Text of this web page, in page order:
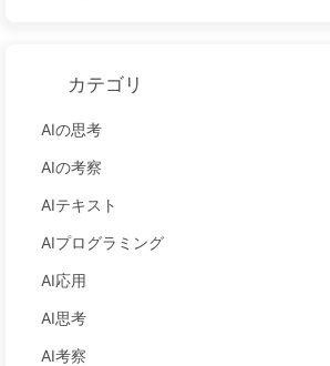
的瓶颈从开发时间、人力资源和
カテゴリ
AIの思考
AIの考察
AIテキスト
AIプログラミング
AI応用
AI思考
AI考察